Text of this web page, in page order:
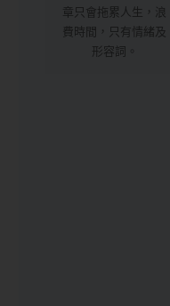
章只會拖累人生，浪
費時間，只有情緒及
形容詞。